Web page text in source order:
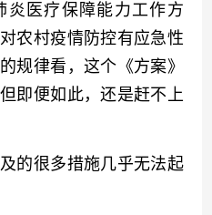
炎医疗保障能力工作方
农村疫情防控有应急性
规律看，这个《方案》
即便如此，还是赶不上
很多措施几乎无法起